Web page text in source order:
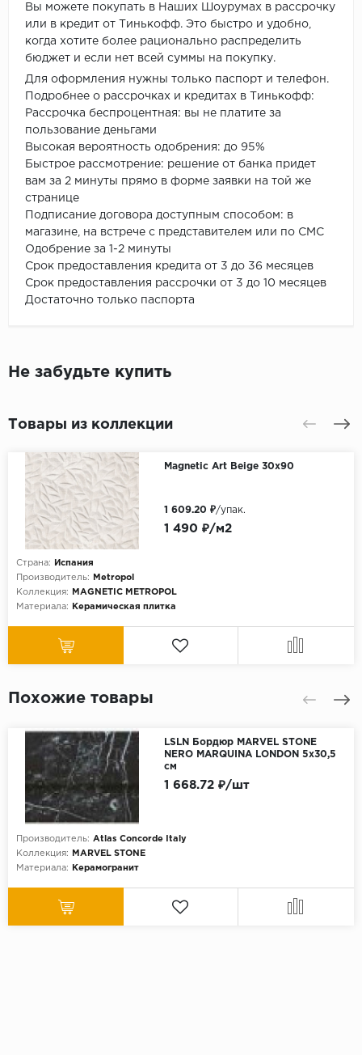
Вы можете покупать в Наших Шоурумах в рассрочку
или в кредит от Тинькофф. Это быстро и удобно,
когда хотите более рационально распределить
бюджет и если нет всей суммы на покупку.
Для оформления нужны только паспорт и телефон.
Подробнее о рассрочках и кредитах в Тинькофф:
Рассрочка беспроцентная: вы не платите за
пользование деньгами
Высокая вероятность одобрения: до 95%
Быстрое рассмотрение: решение от банка придет
вам за 2 минуты прямо в форме заявки на той же
странице
Подписание договора доступным способом: в
магазине, на встрече с представителем или по СМС
Одобрение за 1-2 минуты
Срок предоставления кредита от 3 до 36 месяцев
Срок предоставления рассрочки от 3 до 10 месяцев
Достаточно только паспорта
Не забудьте купить
Товары из коллекции
Magnetic Art Beige 30x90
Страна:
Испания
Производитель:
Metropol
Коллекция:
MAGNETIC METROPOL
Материала:
Керамическая плитка
1 490 ₽/м2
1 609.20 ₽/упак.
Похожие товары
LSLN Бордюр MARVEL STONE
NERO MARQUINA LONDON 5x30,5
см
Производитель: Atlas Concorde Italy
Коллекция:
MARVEL STONE
Материала:
Керамогранит
1 668.72 ₽/шт